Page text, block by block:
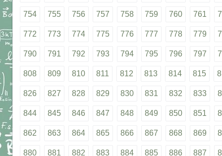
754 755 756 757 758 759 760 761
772 773 774 775 776 777 778 779
790 791 792 793 794 795 796 797
808 809 810 811 812 813 814 815
826 827 828 829 830 831 832 833
844 845 846 847 848 849 850 851
862 863 864 865 866 867 868 869
880 881 882 883 884 885 886 887